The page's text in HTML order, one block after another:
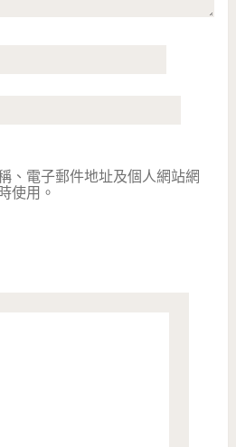
、電子郵件地址及個人網站網
使用。